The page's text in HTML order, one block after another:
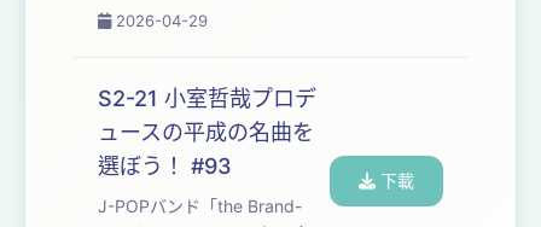
ロとフジモトヨウヘイが、自
ねて、楽しくおしゃべりしな
がら平成30年間の名曲たちを
味わっていくPodcast番組で
す。 ・今回味わった楽曲は⁠⁠⁠⁠⁠⁠⁠⁠⁠⁠⁠⁠...
2026-04-29
S2-21 小室哲哉プロデ
ュースの平成の名曲を
選ぼう！ #93
J-POPバンド「⁠⁠⁠⁠⁠⁠⁠⁠⁠⁠⁠⁠⁠⁠⁠⁠⁠⁠⁠⁠⁠⁠⁠⁠⁠⁠⁠⁠⁠⁠⁠⁠⁠the Brand-
下載